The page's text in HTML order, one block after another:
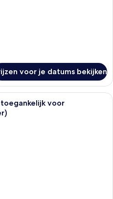
voor je datums bekijken
Een hotelkamer met twee bedden,
voor